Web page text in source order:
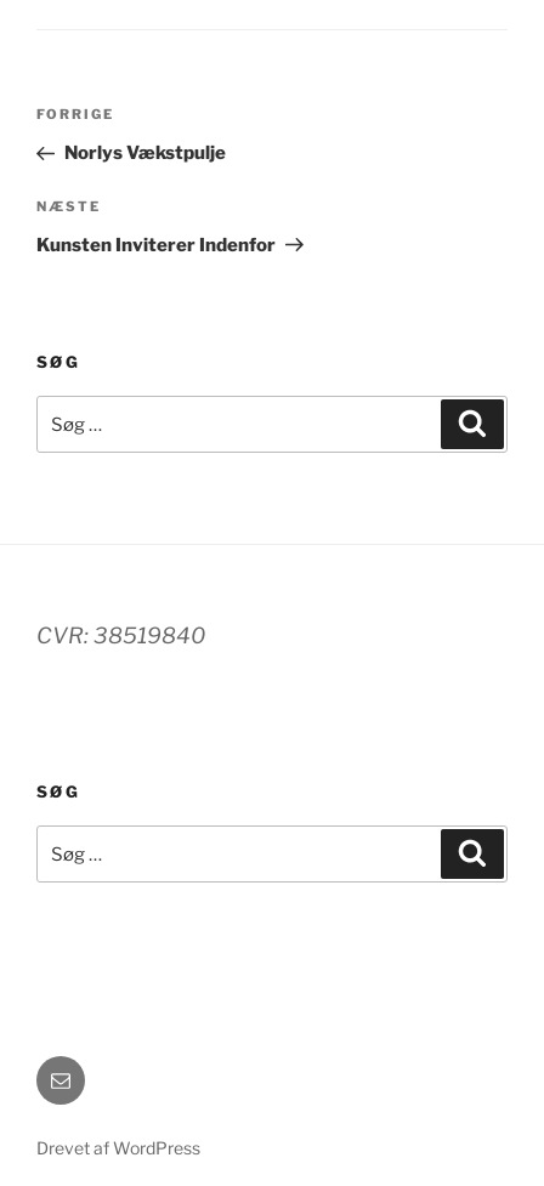
Indlægsnavigation
Forrige
indlæg
FORRIGE
Norlys Vækstpulje
Næste
indlæg
NÆSTE
Kunsten Inviterer Indenfor
SØG
efter:
CVR: 38519840
SØG
efter:
E-
mail
Drevet af WordPress